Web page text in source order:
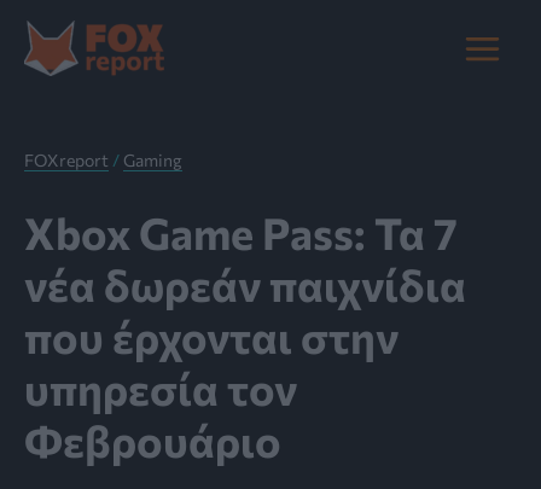
στο
περιεχόμενο
Main
FOXreport / Gaming
Xbox Game Pass: Τα 7
νέα δωρεάν παιχνίδια
που έρχονται στην
υπηρεσία τον
Φεβρουάριο